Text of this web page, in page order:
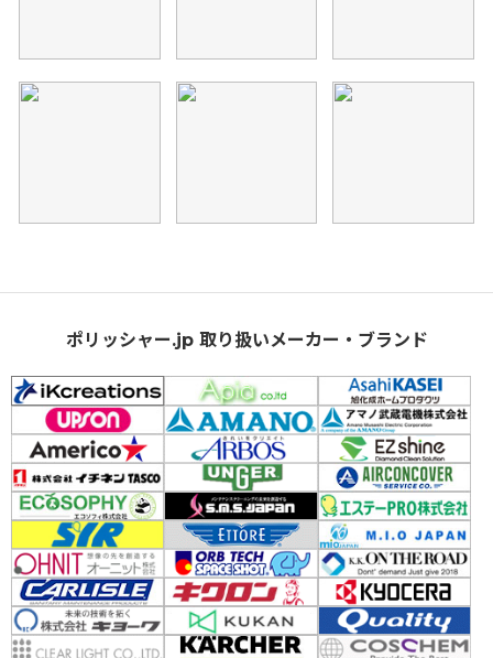
ポリッシャー.jp 取り扱いメーカー・ブランド